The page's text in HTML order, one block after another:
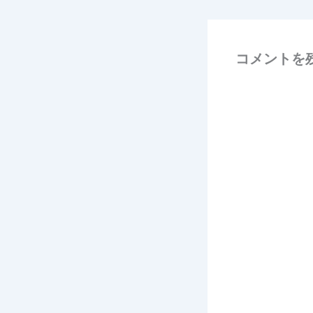
コメントを